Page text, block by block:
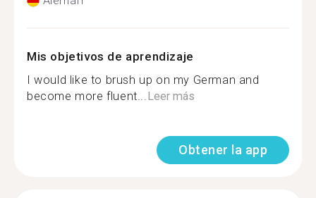
Mis objetivos de aprendizaje
I would like to brush up on my German and
become more fluent...Leer más
Obtener la app